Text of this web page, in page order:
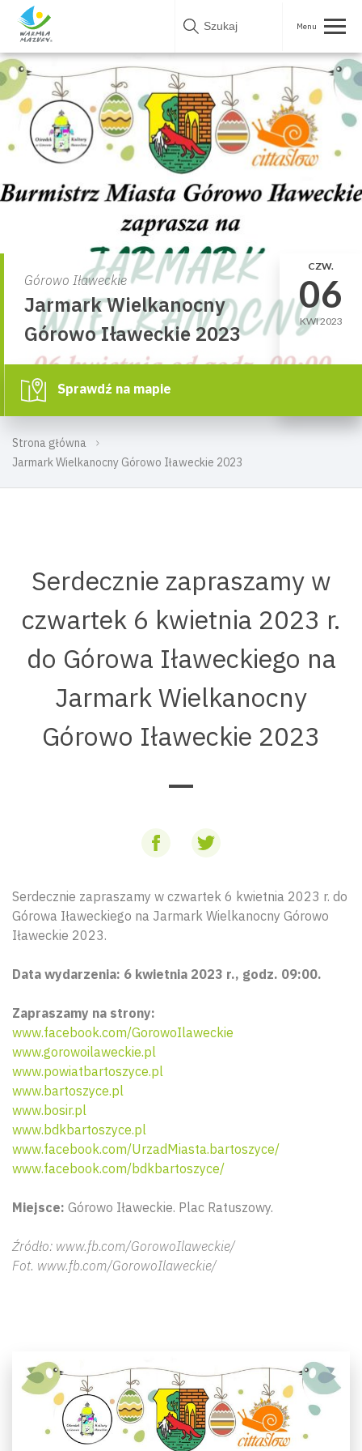
Skip
Strona główna
Jarmark Wielkanocny Górowo Iławeckie 2023
Górowo Iławeckie
Jarmark Wielkanocny
Górowo Iławeckie 2023
CZW.
06
KWI 2023
Sprawdź na mapie
Serdecznie zapraszamy w
czwartek 6 kwietnia 2023 r.
do Górowa Iławeckiego na
Jarmark Wielkanocny
Górowo Iławeckie 2023
Serdecznie zapraszamy w czwartek 6 kwietnia 2023 r. do
Górowa Iławeckiego na Jarmark Wielkanocny Górowo
Iławeckie 2023.
Data wydarzenia: 6 kwietnia 2023 r., godz. 09:00.
Zapraszamy na strony:
www.facebook.com/GorowoIlaweckie
www.gorowoilaweckie.pl
www.powiatbartoszyce.pl
www.bartoszyce.pl
www.bosir.pl
www.bdkbartoszyce.pl
www.facebook.com/UrzadMiasta.bartoszyce/
www.facebook.com/bdkbartoszyce/
Miejsce: Górowo Iławeckie. Plac Ratuszowy.
Źródło: www.fb.com/GorowoIlaweckie/
Fot. www.fb.com/GorowoIlaweckie/